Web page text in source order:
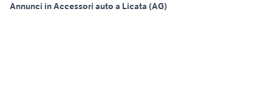
Annunci in Accessori auto a Licata (AG)